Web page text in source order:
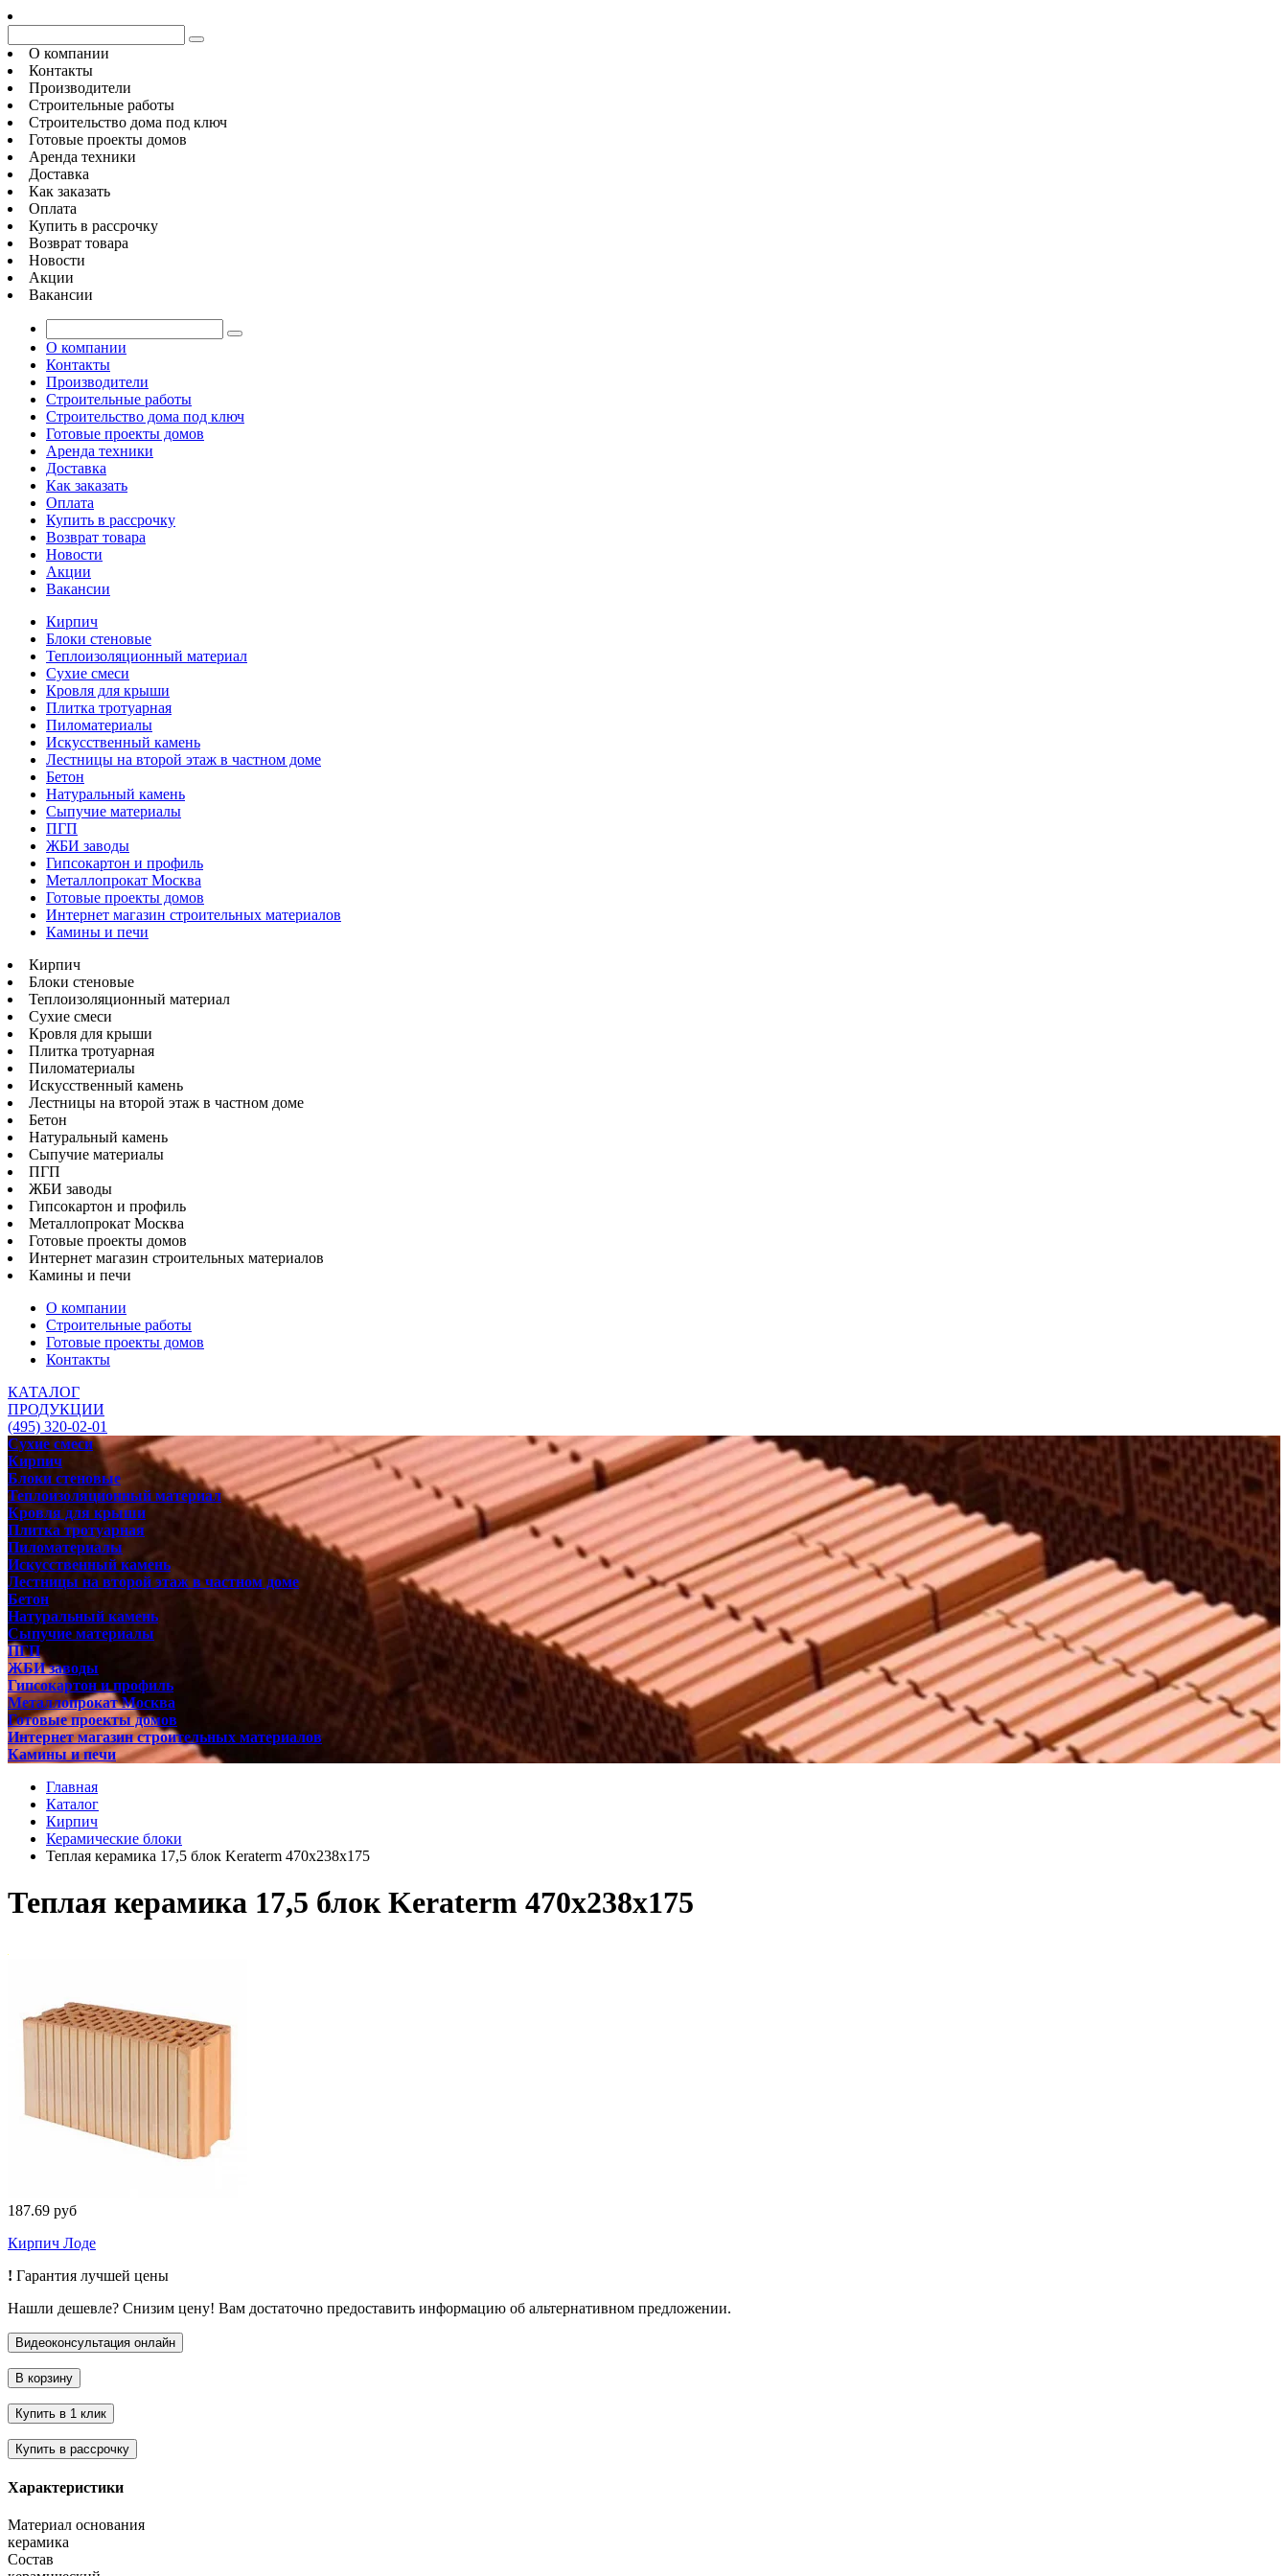
О компании
Контакты
Производители
Строительные работы
Строительство дома под ключ
Готовые проекты домов
Аренда техники
Доставка
Как заказать
Оплата
Купить в рассрочку
Возврат товара
Новости
Акции
Вакансии
О компании
Контакты
Производители
Строительные работы
Строительство дома под ключ
Готовые проекты домов
Аренда техники
Доставка
Как заказать
Оплата
Купить в рассрочку
Возврат товара
Новости
Акции
Вакансии
Кирпич
Блоки стеновые
Теплоизоляционный материал
Сухие смеси
Кровля для крыши
Плитка тротуарная
Пиломатериалы
Искусственный камень
Лестницы на второй этаж в частном доме
Бетон
Натуральный камень
Сыпучие материалы
ПГП
ЖБИ заводы
Гипсокартон и профиль
Металлопрокат Москва
Готовые проекты домов
Интернет магазин строительных материалов
Камины и печи
Кирпич
Блоки стеновые
Теплоизоляционный материал
Сухие смеси
Кровля для крыши
Плитка тротуарная
Пиломатериалы
Искусственный камень
Лестницы на второй этаж в частном доме
Бетон
Натуральный камень
Сыпучие материалы
ПГП
ЖБИ заводы
Гипсокартон и профиль
Металлопрокат Москва
Готовые проекты домов
Интернет магазин строительных материалов
Камины и печи
О компании
Строительные работы
Готовые проекты домов
Контакты
КАТАЛОГ
ПРОДУКЦИИ
(495) 320-02-01
Сухие смеси
Кирпич
Блоки стеновые
Теплоизоляционный материал
Кровля для крыши
Плитка тротуарная
Пиломатериалы
Искусственный камень
Лестницы на второй этаж в частном доме
Бетон
Натуральный камень
Сыпучие материалы
ПГП
ЖБИ заводы
Гипсокартон и профиль
Металлопрокат Москва
Готовые проекты домов
Интернет магазин строительных материалов
Камины и печи
Главная
Каталог
Кирпич
Керамические блоки
Теплая керамика 17,5 блок Keraterm 470х238х175
Теплая керамика 17,5 блок Keraterm 470х238х175
187.69 руб
Кирпич Лоде
! Гарантия лучшей цены
Нашли дешевле? Снизим цену! Вам достаточно предоставить информацию об альтернативном предложении.
Характеристики
Материал основания
керамика
Состав